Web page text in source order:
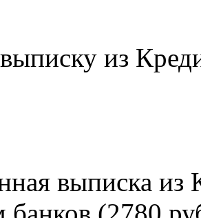
выписку из
выписка из